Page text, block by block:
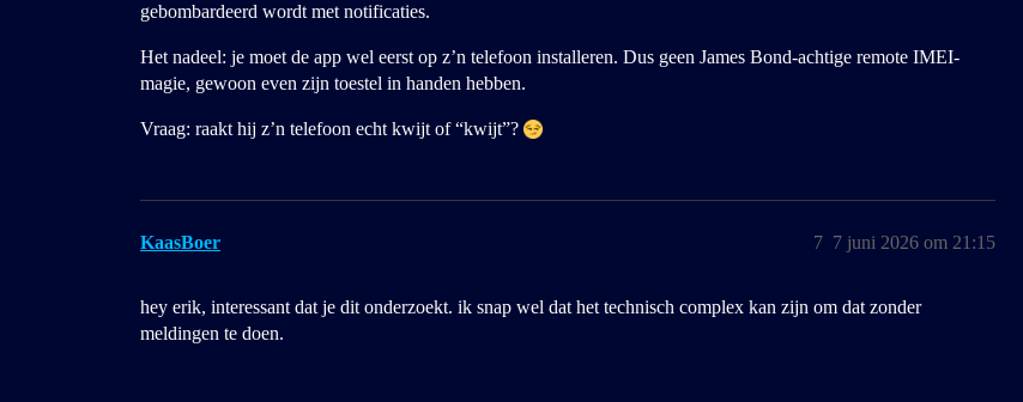
gebombardeerd wordt met notificaties.
Het nadeel: je moet de app wel eerst op z’n telefoon installeren. Dus geen James Bond-achtige remote IMEI-
magie, gewoon even zijn toestel in handen hebben.
Vraag: raakt hij z’n telefoon echt kwijt of “kwijt”?
KaasBoer 7 juni 2026 om 21:15
7
hey erik, interessant dat je dit onderzoekt. ik snap wel dat het technisch complex kan zijn om dat zonder
meldingen te doen.